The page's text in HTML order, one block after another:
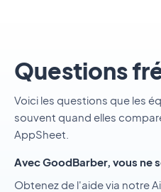
Questions
Voici les questions que les
souvent quand elles
AppSheet.
Avec GoodBarber, vous ne
Obtenez de l'aide via notre